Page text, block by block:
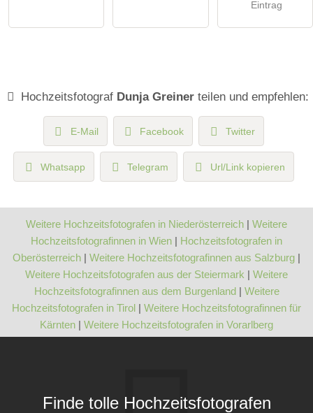
Eintrag
Hochzeitsfotograf Dunja Greinerteilen und empfehlen:
E-Mail Facebook Twitter
Whatsapp Telegram Url/Link kopieren
Weitere Hochzeitsfotografen in Niederösterreich | Weitere
Hochzeitsfotografinnen in Wien | Hochzeitsfotografen in
Oberösterreich | Weitere Hochzeitsfotografinnen aus Salzburg |
Weitere Hochzeitsfotografen aus der Steiermark | Weitere
Hochzeitsfotografinnen aus dem Burgenland| Weitere
Hochzeitsfotografen in Tirol | Weitere Hochzeitsfotografinnen für
Kärnten | Weitere Hochzeitsfotografen in Vorarlberg
Finde tolle Hochzeitsfotografen